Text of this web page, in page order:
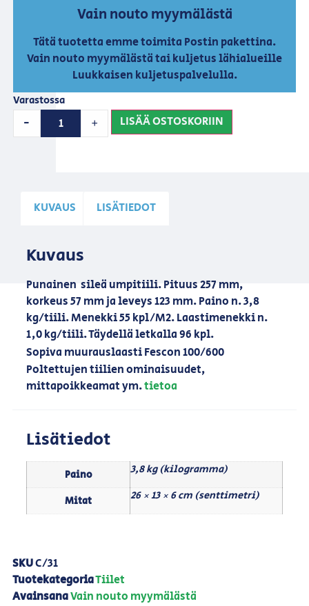
Vain nouto myymälästä
Tätä tuotetta emme toimita Postin pakettina.
Vain nouto myymälästä tai kuljetus lähialueille
Luukkaisen kuljetuspalvelulla.
Varastossa
- + LISÄÄ OSTOSKORIIN
KUVAUS LISÄTIEDOT
Kuvaus
Punainen sileä umpitiili. Pituus 257 mm,
korkeus 57 mm ja leveys 123 mm. Paino n. 3,8
kg/tiili. Menekki 55 kpl/M2. Laastimenekki n.
1,0 kg/tiili. Täydellä letkalla 96 kpl.
Sopiva muurauslaasti Fescon 100/600
Poltettujen tiilien ominaisuudet,
mittapoikkeamat ym.tietoa
Lisätiedot
Paino 3,8 kg (kilogramma)
Mitat 26 × 13 × 6 cm (senttimetri)
SKUC/31
TuotekategoriaTiilet
AvainsanaVain nouto myymälästä